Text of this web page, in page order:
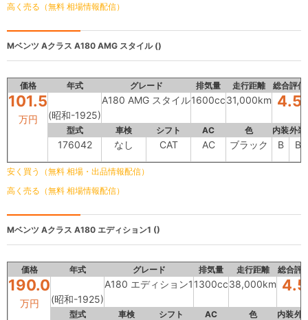
高く売る（無料 相場情報配信）
Mベンツ Aクラス A180 AMG スタイル ()
価格 年式 グレード 排気量 走行距離 総合評価
101.5
万円 (昭和-1925)
A180 AMG スタイル1600cc31,000km 4.5
型式 車検 シフト AC 色 内装外装
176042 なし CAT AC ブラック B B
安く買う（無料 相場・出品情報配信）
高く売る（無料 相場情報配信）
Mベンツ Aクラス A180 エディション1 ()
価格 年式 グレード 排気量 走行距離 総合評
190.0
万円 (昭和-1925)
A180 エディション1 1300cc38,000km 4.5
型式 車検 シフト AC 色 内装外